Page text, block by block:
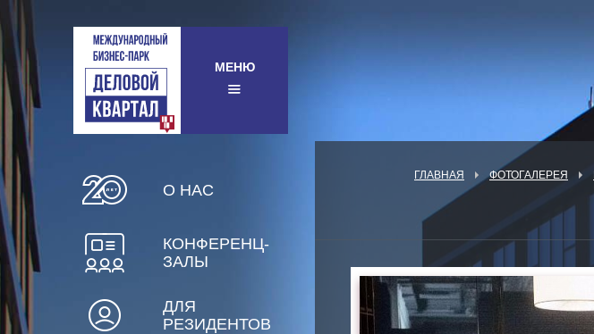
МЕНЮ
О НАС
КОНФЕРЕНЦ-
ЗАЛЫ
ДЛЯ
РЕЗИДЕНТОВ
ГЛАВНАЯ ФОТОГАЛЕРЕЯ